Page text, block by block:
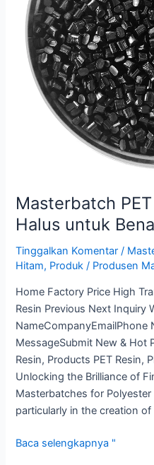
Masterbatch
Halus untuk
Tinggalkan Komentar /
Hitam, Produk / Produsen
Home Factory Price High
Resin Previous Next Inquiry
NameCompanyEmailPhone
MessageSubmit New & Hot
Resin, Products PET Resin,
Unlocking the Brilliance of
Masterbatches for
particularly in the creation of
Poliester
Baca selengkapnya "